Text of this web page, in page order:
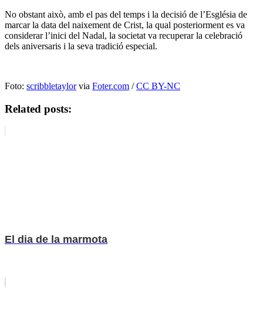
No obstant això, amb el pas del temps i la decisió de l’Església de
marcar la data del naixement de Crist, la qual posteriorment es va
considerar l’inici del Nadal, la societat va recuperar la celebració
dels aniversaris i la seva tradició especial.
Foto: scribbletaylorvia Foter.com /CC BY-NC
Related posts:
El dia de la marmota